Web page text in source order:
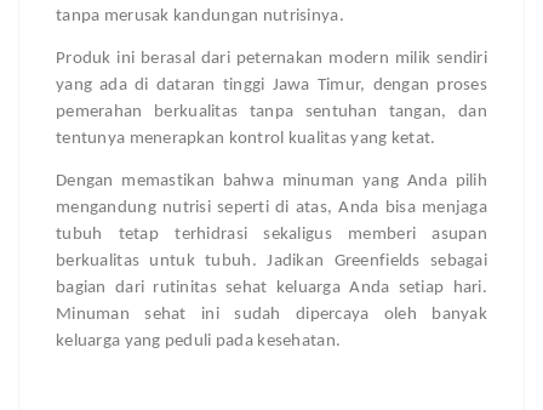
tanpa merusak kandungan nutrisinya.
Produk ini berasal dari peternakan modern milik sendiri
yang ada di dataran tinggi Jawa Timur, dengan proses
pemerahan berkualitas tanpa sentuhan tangan, dan
tentunya menerapkan kontrol kualitas yang ketat.
Dengan memastikan bahwa minuman yang Anda pilih
mengandung nutrisi seperti di atas, Anda bisa menjaga
tubuh tetap terhidrasi sekaligus memberi asupan
berkualitas untuk tubuh. Jadikan Greenfields sebagai
bagian dari rutinitas sehat keluarga Anda setiap hari.
Minuman sehat ini sudah dipercaya oleh banyak
keluarga yang peduli pada kesehatan.